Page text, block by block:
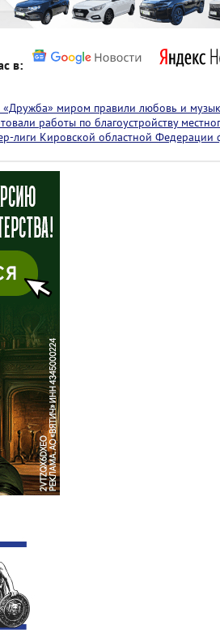
в:
миром правили любовь и
работы по благоустройству
лиги Кировской областной Федерации